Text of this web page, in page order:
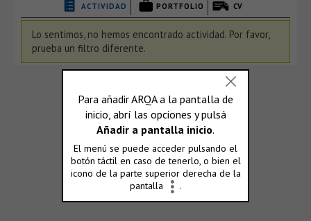
ACTIVIDAD PORTFOLIO CV
Lo sentimos, no hemos encontrado actividad. Por favor,
prueba un filtro diferente.